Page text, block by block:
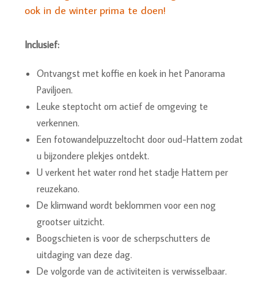
ook in de winter prima te doen!
Inclusief:
Ontvangst met koffie en koek in het Panorama
Paviljoen.
Leuke steptocht om actief de omgeving te
verkennen.
Een fotowandelpuzzeltocht door oud-Hattem zodat
u bijzondere plekjes ontdekt.
U verkent het water rond het stadje Hattem per
reuzekano.
De klimwand wordt beklommen voor een nog
grootser uitzicht.
Boogschieten is voor de scherpschutters de
uitdaging van deze dag.
De volgorde van de activiteiten is verwisselbaar.